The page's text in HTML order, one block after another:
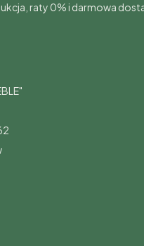
raty 0% i darmowa